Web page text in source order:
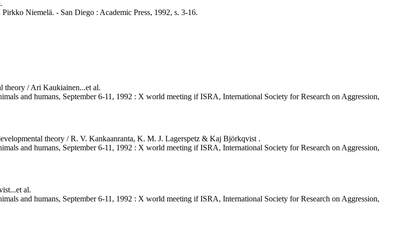
Niemelä. - San Diego : Academic Press, 1992, s. 3-16.
theory / Ari Kaukiainen...et al.
and humans, September 6-11, 1992 : X world meeting if ISRA, International Society for Research on Aggression,
theory / R. V. Kankaanranta, K. M. J. Lagerspetz & Kaj Björkqvist .
and humans, September 6-11, 1992 : X world meeting if ISRA, International Society for Research on Aggression,
al.
and humans, September 6-11, 1992 : X world meeting if ISRA, International Society for Research on Aggression,